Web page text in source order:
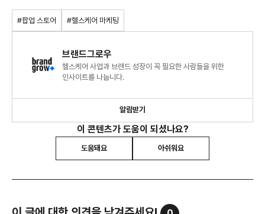
#팝업 스토어 #헬스케어 마케팅
브랜드그로우
헬스케어 사업과 브랜드 성장이 꼭 필요한 사람들을 위한
인사이트를 나눕니다.
알림받기
이 콘텐츠가 도움이 되셨나요?
도움돼요 아쉬워요